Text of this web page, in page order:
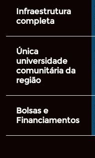
Infraestrutura
completa
Única
universidade
comunitária da
região
Bolsas e
Financiamentos